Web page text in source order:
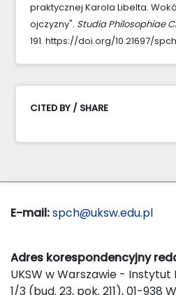
praktycznej Karola Libelta.
ojczyzny". Studia Philosophiae
191. https://doi.org/10.21697/
CITED BY / SHARE
E-mail:spch@uksw.edu.pl
Adres korespondencyjny
UKSW w Warszawie - Instytut
1/3 (bud. 23, pok. 211), 01-938